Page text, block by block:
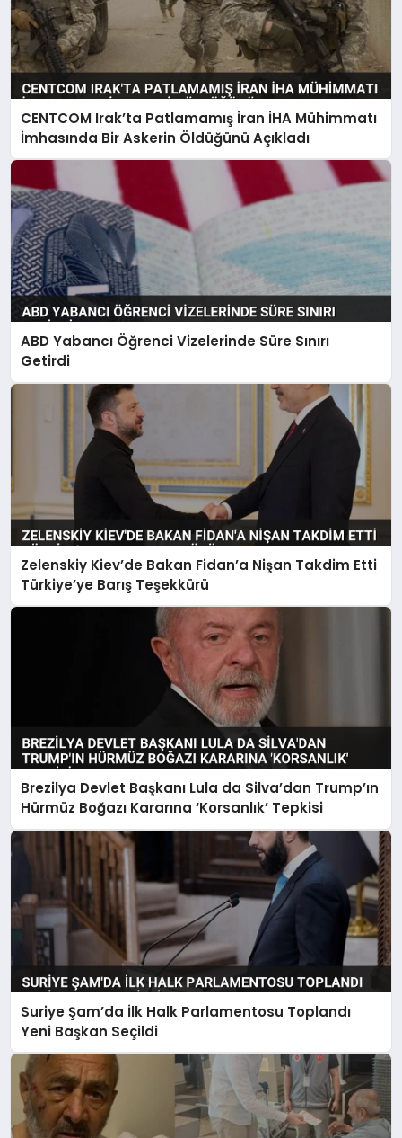
CENTCOM Irak’ta Patlamamış İran İHA Mühimmatı
İmhasında Bir Askerin Öldüğünü Açıkladı
ABD Yabancı Öğrenci Vizelerinde Süre Sınırı
Getirdi
Zelenskiy Kiev’de Bakan Fidan’a Nişan Takdim Etti
Türkiye’ye Barış Teşekkürü
Brezilya Devlet Başkanı Lula da Silva’dan Trump’ın
Hürmüz Boğazı Kararına ‘Korsanlık’ Tepkisi
Suriye Şam’da İlk Halk Parlamentosu Toplandı
Yeni Başkan Seçildi